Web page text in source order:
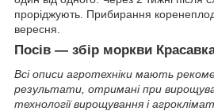
проріджують. Прибирання
вересня.
Посів ― збір моркви
Всі описи агротехніки мають
результати, отримані при
технології вирощування і